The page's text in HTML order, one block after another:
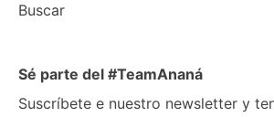
Buscar
Sé parte del #TeamAnaná
Suscríbete e nuestro newsletter y